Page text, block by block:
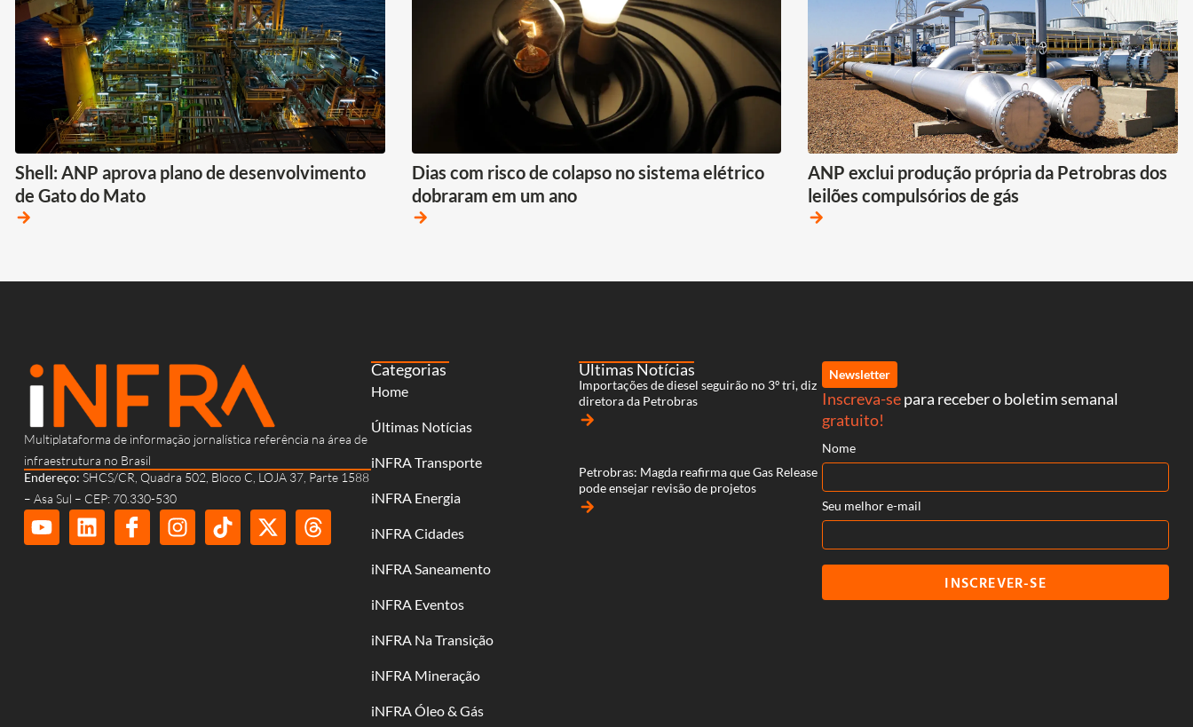
Shell: ANP aprova plano de desenvolvimento
de Gato do Mato
arrow_forward
Dias com risco de colapso no sistema elétrico
dobraram em um ano
arrow_forward
ANP exclui produção própria da Petrobras dos
leilões compulsórios de gás
arrow_forward
Multiplataforma de informação jornalística referência na área de
infraestrutura no Brasil
Endereço: SHCS/CR, Quadra 502, Bloco C, LOJA 37, Parte 1588
– Asa Sul – CEP: 70.330-530
Categorias
Home
Últimas Notícias
iNFRA Transporte
iNFRA Energia
iNFRA Cidades
iNFRA Saneamento
iNFRA Eventos
iNFRA Na Transição
iNFRA Mineração
iNFRA Óleo & Gás
Últimas Notícias
Importações de diesel seguirão no 3º tri, diz
diretora da Petrobras
arrow_forward
Petrobras: Magda reafirma que Gas Release
pode ensejar revisão de projetos
arrow_forward
Newsletter
Inscreva-separa receber o boletim semanal
gratuito!
Nome
Seu melhor e-mail
INSCREVER-SE